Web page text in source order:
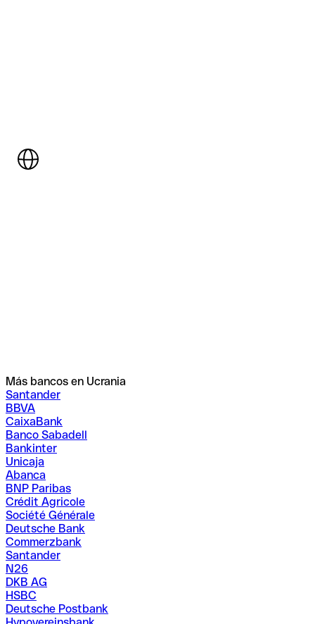
Más bancos en Ucrania
Santander
BBVA
CaixaBank
Banco Sabadell
Bankinter
Unicaja
Abanca
BNP Paribas
Crédit Agricole
Société Générale
Deutsche Bank
Commerzbank
Santander
N26
DKB AG
HSBC
Deutsche Postbank